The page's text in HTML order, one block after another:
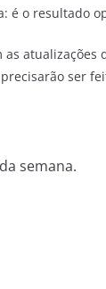
é o resultado
atualizações
ser
semana.